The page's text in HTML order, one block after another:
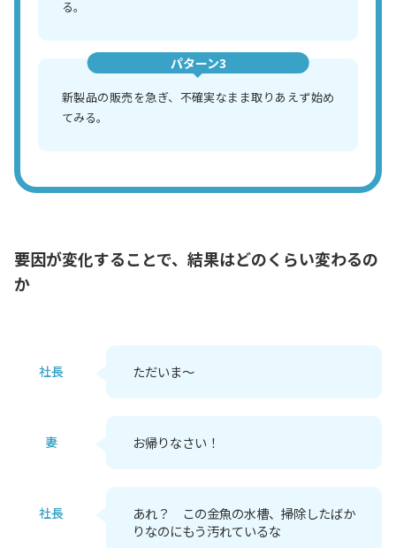
る。
パターン3
新製品の販売を急ぎ、不確実なまま取りあえず始め
てみる。
要因が変化することで、結果はどのくらい変わるの
か
社長 ただいま～
妻 お帰りなさい！
社長
あれ？ この金魚の水槽、掃除したばか
りなのにもう汚れているな